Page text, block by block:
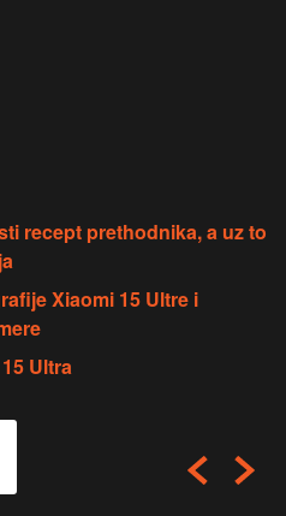
recept prethodnika, a uz to
Xiaomi 15 Ultre i
Ultra